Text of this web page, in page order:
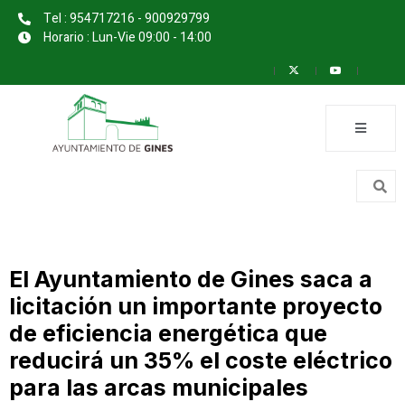
Tel : 954717216 - 900929799
Horario : Lun-Vie 09:00 - 14:00
El Ayuntamiento de Gines saca a
licitación un importante proyecto
de eficiencia energética que
reducirá un 35% el coste eléctrico
para las arcas municipales